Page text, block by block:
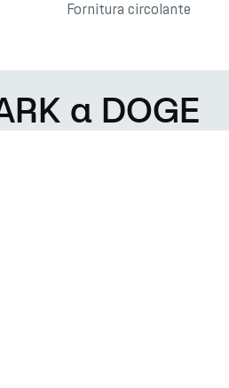
Fornitura circolante
a DOGE